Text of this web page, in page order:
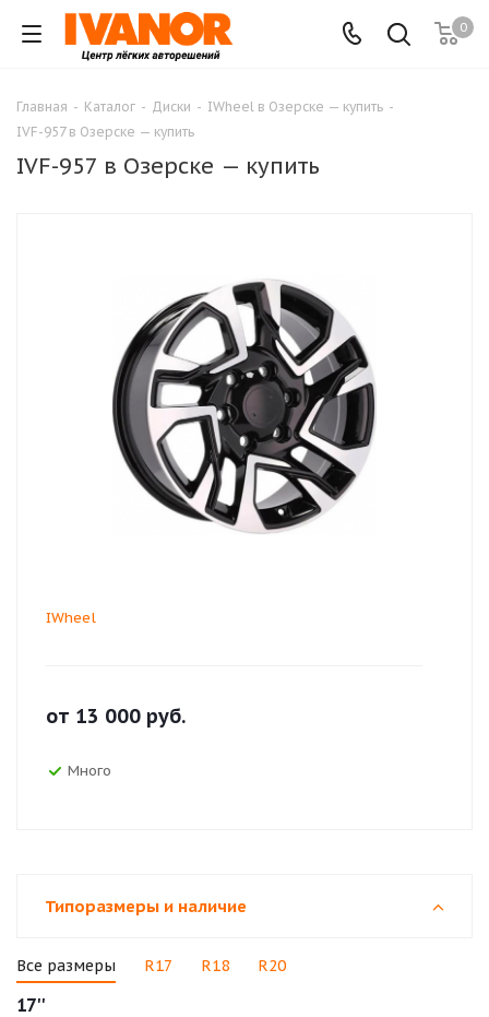
0
Главная - Каталог - Диски - IWheel в Озерске — купить -
IVF-957 в Озерске — купить
IVF-957 в Озерске — купить
IWheel
от 13 000 руб.
Много
Типоразмеры и наличие
Все размеры R17 R18 R20
17''